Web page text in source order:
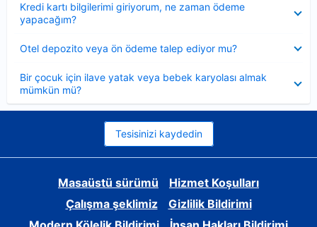
Kredi kartı bilgilerimi giriyorum, ne zaman ödeme
yapacağım?
Otel depozito veya ön ödeme talep ediyor mu?
Bir çocuk için ilave yatak veya bebek karyolası almak
mümkün mü?
Tesisinizi kaydedin
Masaüstü sürümü
Hizmet Koşulları
Çalışma şeklimiz
Gizlilik Bildirimi